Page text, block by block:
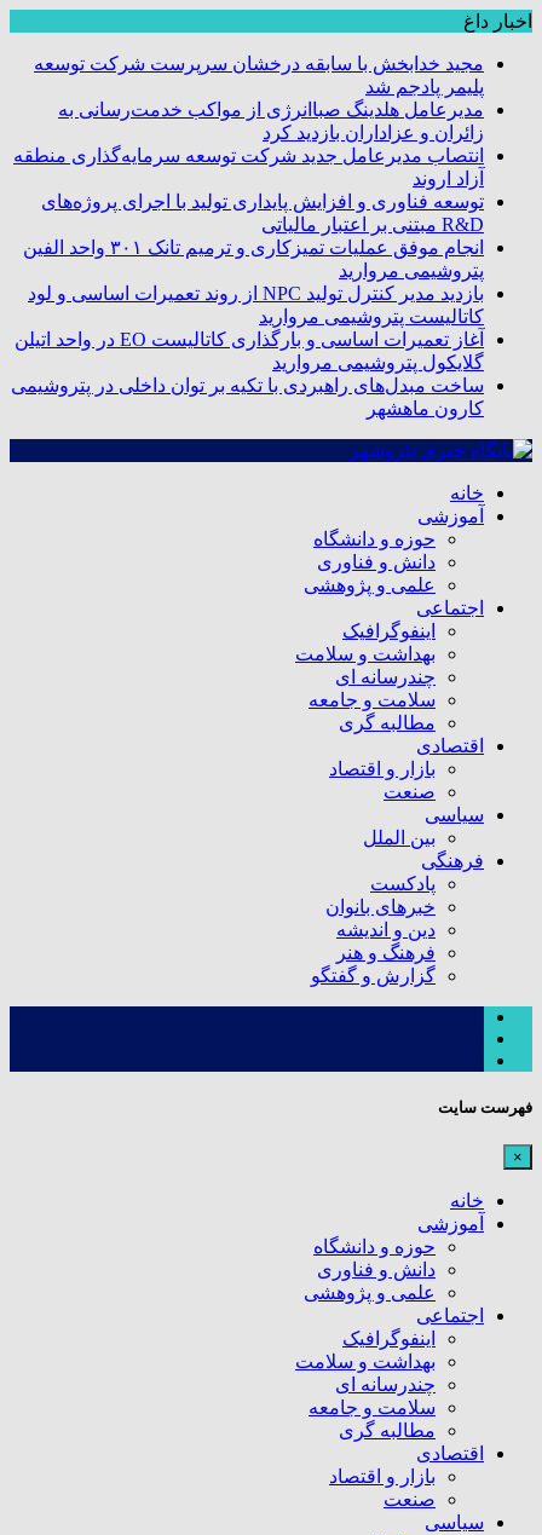
اخبار داغ
مجید خدابخش با سابقه درخشان سرپرست شرکت توسعه
پلیمر پادجم شد
مدیرعامل هلدینگ صباانرژی از مواکب خدمت‌رسانی به
زائران و عزاداران بازدید کرد
انتصاب مدیرعامل جدید شرکت توسعه سرمایه‌گذاری منطقه
آزاد اروند
توسعه فناوری و افزایش پایداری تولید با اجرای پروژه‌های
R&D مبتنی بر اعتبار مالیاتی
انجام موفق عملیات تمیزکاری و ترمیم تانک ۳۰۱ واحد الفین
پتروشیمی مروارید
بازدید مدیر کنترل تولید NPC از روند تعمیرات اساسی و لود
کاتالیست پتروشیمی مروارید
آغاز تعمیرات اساسی و بارگذاری کاتالیست EO در واحد اتیلن
گلایکول پتروشیمی مروارید
ساخت مبدل‌های راهبردی با تکیه بر توان داخلی در پتروشیمی
کارون ماهشهر
خانه
آموزشی
حوزه و دانشگاه
دانش و فناوری
علمی و پژوهشی
اجتماعی
اینفوگرافیک
بهداشت و سلامت
چندرسانه ای
سلامت و جامعه
مطالبه گری
اقتصادی
بازار و اقتصاد
صنعت
سیاسی
بین الملل
فرهنگی
پادکست
خبرهای بانوان
دین و اندیشه
فرهنگ و هنر
گزارش و گفتگو
فهرست سایت
×
خانه
آموزشی
حوزه و دانشگاه
دانش و فناوری
علمی و پژوهشی
اجتماعی
اینفوگرافیک
بهداشت و سلامت
چندرسانه ای
سلامت و جامعه
مطالبه گری
اقتصادی
بازار و اقتصاد
صنعت
سیاسی